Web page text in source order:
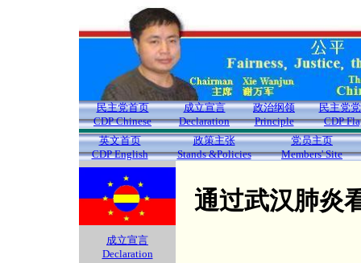
民主党首页
CDP Chinese
成立宣言
Declaration
政治纲领
Principle
民主党
CDP
英文首页
CDP English
政策主张
Stands &Policies
党员主页
Members' Site
成立宣言
Declaration
通过武汉肺炎